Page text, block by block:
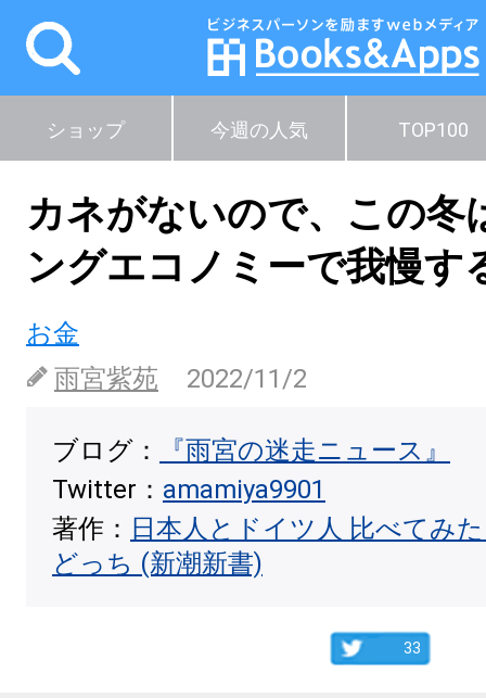
ショップ 今週の人気 TOP100
カネがないので、この冬
ングエコノミーで我慢す
お金
雨宮紫苑
2022/11/2
ブログ：
『雨宮の迷走ニュース』
Twitter： amamiya9901
著作： 日本人とドイツ人 比べてみ
どっち (新潮新書)
33